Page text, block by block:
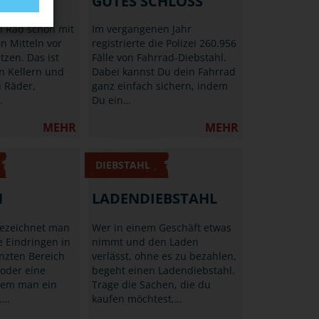
Rad schon mit
Mitteln vor
Das ist
Kellern und
Räder,
MEHR
Im vergangenen Jahr
registrierte die Polizei 260.956
Fälle von Fahrrad-Diebstahl.
Dabei kannst Du dein Fahrrad
ganz einfach sichern, indem
Du ein…
MEHR
man
Eindringen in
Bereich
eine
man ein
DIEBSTAHL
LADENDIEBSTAHL
Wer in einem Geschäft etwas
nimmt und den Laden
verlässt, ohne es zu bezahlen,
begeht einen Ladendiebstahl.
Trage die Sachen, die du
kaufen möchtest,…